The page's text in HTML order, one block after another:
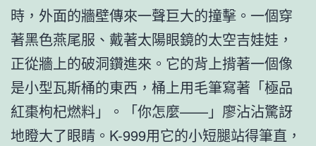
時，外面的牆壁傳來一聲巨大的撞擊。一個穿
著黑色燕尾服、戴著太陽眼鏡的太空吉娃娃，
正從牆上的破洞鑽進來。它的背上揹著一個像
是小型瓦斯桶的東西，桶上用毛筆寫著「極品
紅棗枸杞燃料」。「你怎麼——」廖沾沾驚訝
地瞪大了眼睛。K-999用它的小短腿站得筆直，